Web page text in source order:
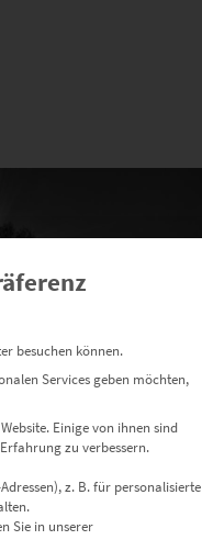
Dieses Produkt weist mehrere Varianten auf. Die Optionen können auf der Produktseite gewählt werden
Bus Munich
€ 1.099,00
besuchen können.
Services geben möchten,
Einige von ihnen sind
zu verbessern.
z. B. für personalisierte
Sie in unserer